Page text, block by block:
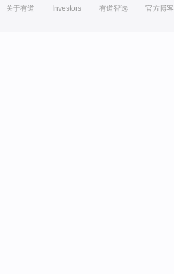
关于有道 Investors 有道智选 官方博客